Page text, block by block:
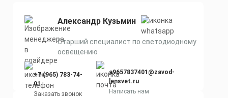
Александр Кузьмин
Старший специалист по светодиодному
освещению
+7 (965) 783-74-
01
Заказать звонок
a9657837401@zavod-
lensvet.ru
Написать нам